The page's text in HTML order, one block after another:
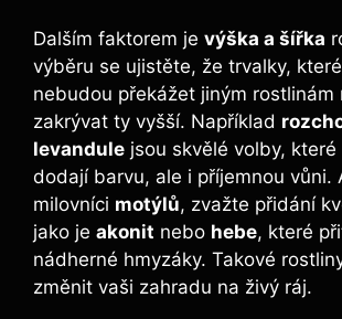
Dalším faktorem je výška a šířka
výběru se ujistěte, že trvalky,
nebudou překážet jiným rostlinám
zakrývat ty vyšší. Například
levandule jsou skvělé volby, které
dodají barvu, ale i příjemnou vůni.
milovníci motýlů, zvažte přidání
jako je akonit nebo hebe, které
nádherné hmyzáky. Takové
změnit vaši zahradu na živý ráj.